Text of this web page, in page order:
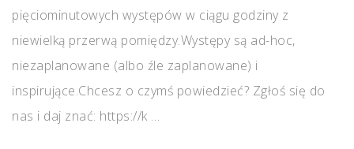
pięciominutowych występów w ciągu godziny z
niewielką przerwą pomiędzy.Występy są ad-hoc,
niezaplanowane (albo źle zaplanowane) i
inspirujące.Chcesz o czymś powiedzieć? Zgłoś się do
nas i daj znać: https://k …